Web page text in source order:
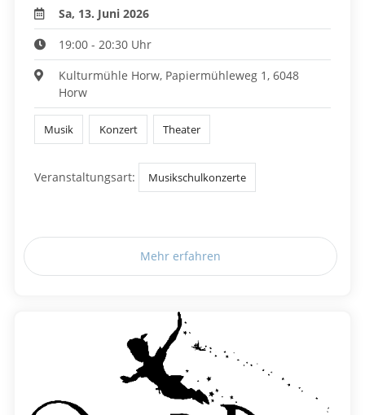
Sa, 13. Juni 2026
19:00 - 20:30 Uhr
Kulturmühle Horw, Papiermühleweg 1, 6048
Horw
Musik Konzert Theater
Veranstaltungsart: Musikschulkonzerte
Mehr erfahren